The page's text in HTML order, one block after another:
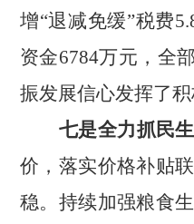
增“退减免缓”税费
资金6784万元，全
振发展信心发挥了积
七是全力抓民生
价，落实价格补贴
稳。持续加强粮食